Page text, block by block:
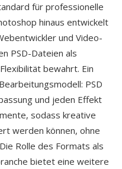
für professionelle
hinaus entwickelt
und Video-
PSD-Dateien als
bewahrt. Ein
PSD
und jeden Effekt
sodass kreative
werden können, ohne
Rolle des Formats als
bietet eine weitere